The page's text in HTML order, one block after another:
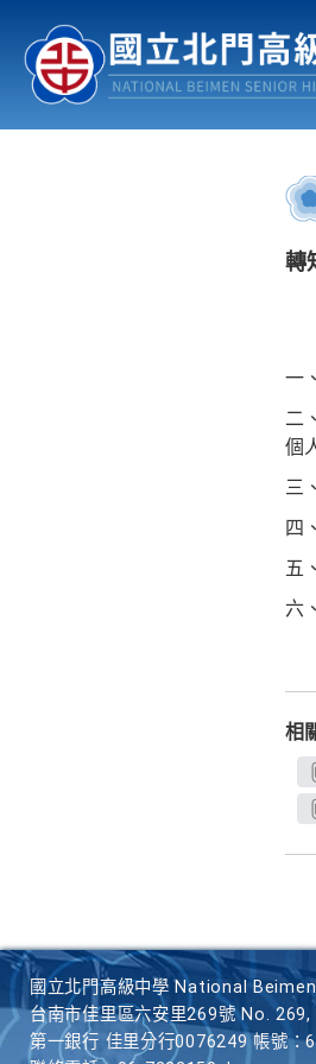
認識北中 行事曆
:::
轉
一
二
個
三
四
五
六
相
國立北門高級中學 National
台南市佳里區六安里269號 No.
第一銀行 佳里分行0076249 帳號